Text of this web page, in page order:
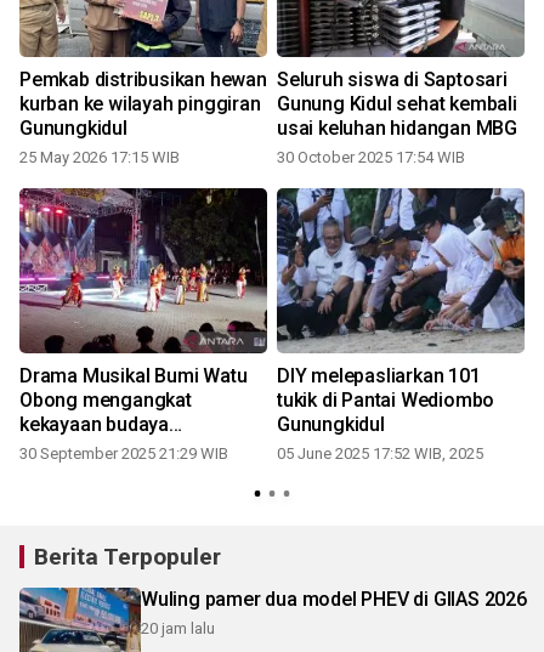
Pemkab distribusikan hewan
kurban ke wilayah pinggiran
Gunungkidul
25 May 2026 17:15 WIB
Seluruh siswa di Saptosari
Gunung Kidul sehat kembali
usai keluhan hidangan MBG
30 October 2025 17:54 WIB
Drama Musikal Bumi Watu
Obong mengangkat
kekayaan budaya
Gunungkidul
30 September 2025 21:29 WIB
DIY melepasliarkan 101
tukik di Pantai Wediombo
Gunungkidul
05 June 2025 17:52 WIB, 2025
Berita Terpopuler
Wuling pamer dua model PHEV di GIIAS 2026
20 jam lalu